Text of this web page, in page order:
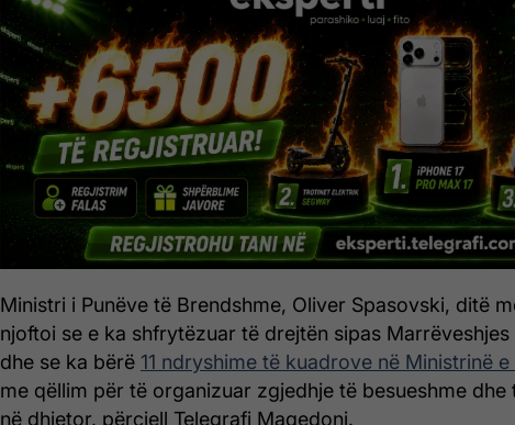
Ministri i Punëve të Brendshme, Oliver Spasovski, ditë
njoftoi se e ka shfrytëzuar të drejtën sipas Marrëveshjes
dhe se ka bërë 11 ndryshime të kuadrove në Ministrinë
me qëllim për të organizuar zgjedhje të besueshme dhe
në dhjetor, përcjell Telegrafi Maqedoni.